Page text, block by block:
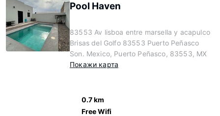
Pool Haven
83553 Av lisboa entre marsella y acapulco
Brisas del Golfo 83553 Puerto Peñasco
Son. Mexico, Puerto Peñasco, 83553, MX
Покажи карта
0.7 km
Free Wifi